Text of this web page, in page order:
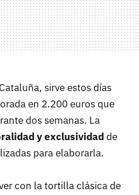
sirve estos días
en 2.200 euros que
dos semanas. La
y exclusividadde
para elaborarla.
con la tortilla clásica de